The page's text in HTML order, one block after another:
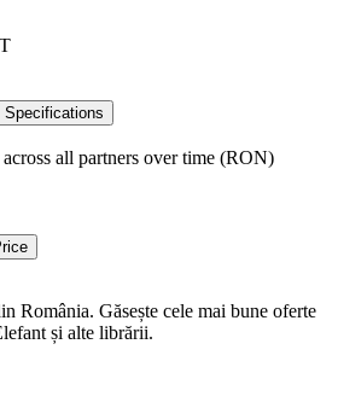
Specifications
all partners over time (RON)
România. Găsește cele mai bune oferte
și alte librării.